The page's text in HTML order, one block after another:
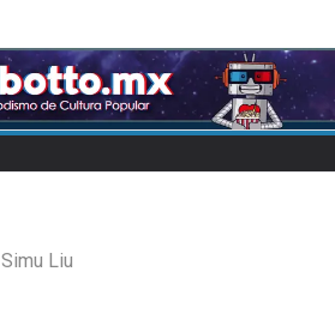
Simu Liu